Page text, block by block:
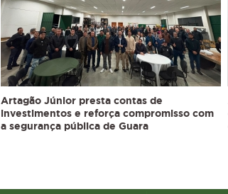
Artagão Júnior presta contas de
investimentos e reforça compromisso com
a segurança pública de Guara